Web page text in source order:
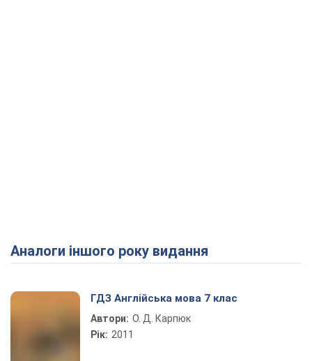
Аналоги іншого року видання
ГДЗ Англійська мова 7 клас
Автори: О. Д. Карпюк
Рік: 2011